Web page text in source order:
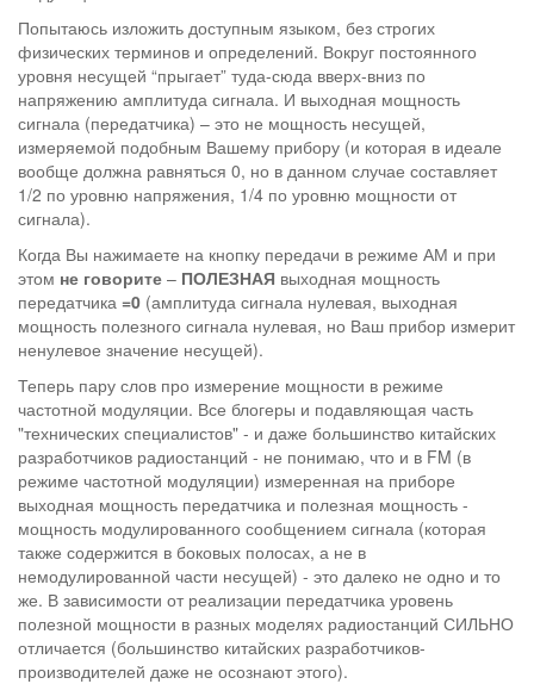
Попытаюсь изложить доступным языком, без строгих
физических терминов и определений. Вокруг постоянного
уровня несущей “прыгает” туда-сюда вверх-вниз по
напряжению амплитуда сигнала. И выходная мощность
сигнала (передатчика) – это не мощность несущей,
измеряемой подобным Вашему прибору (и которая в идеале
вообще должна равняться 0, но в данном случае составляет
1/2 по уровню напряжения, 1/4 по уровню мощности от
сигнала).
Когда Вы нажимаете на кнопку передачи в режиме АМ и при
этом не говорите – ПОЛЕЗНАЯ выходная мощность
передатчика =0 (амплитуда сигнала нулевая, выходная
мощность полезного сигнала нулевая, но Ваш прибор измерит
ненулевое значение несущей).
Теперь пару слов про измерение мощности в режиме
частотной модуляции. Все блогеры и подавляющая часть
"технических специалистов" - и даже большинство китайских
разработчиков радиостанций - не понимаю, что и в FM (в
режиме частотной модуляции) измеренная на приборе
выходная мощность передатчика и полезная мощность -
мощность модулированного сообщением сигнала (которая
также содержится в боковых полосах, а не в
немодулированной части несущей) - это далеко не одно и то
же. В зависимости от реализации передатчика уровень
полезной мощности в разных моделях радиостанций СИЛЬНО
отличается (большинство китайских разработчиков-
производителей даже не осознают этого).